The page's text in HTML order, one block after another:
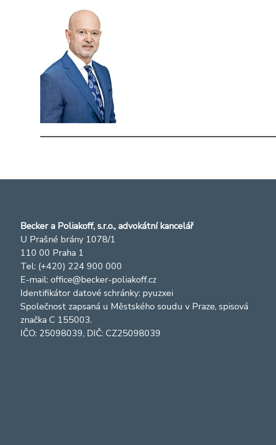
Becker a Poliakoff, s.r.o., advokátní kancelář
U Prašné brány 1078/1
110 00 Praha 1
Tel: (+420) 224 900 000
E-mail:office@becker-poliakoff.cz
Identifikátor datové schránky: pyuzxei
Společnost zapsaná u Městského soudu v Praze, spisová
značka C 155003.
IČO: 25098039, DIČ: CZ25098039